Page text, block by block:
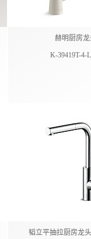
赫明厨房
K-39419T-4-
韬立平抽拉厨房龙